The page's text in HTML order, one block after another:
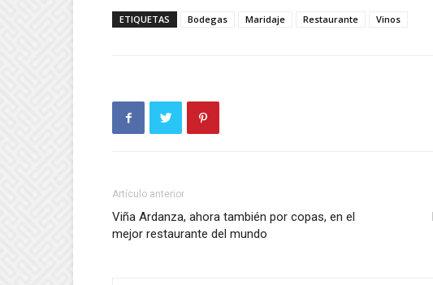
ETIQUETAS Bodegas Maridaje Restaurante Vinos
Artículo anterior
Viña Ardanza, ahora también por copas, en el
mejor restaurante del mundo